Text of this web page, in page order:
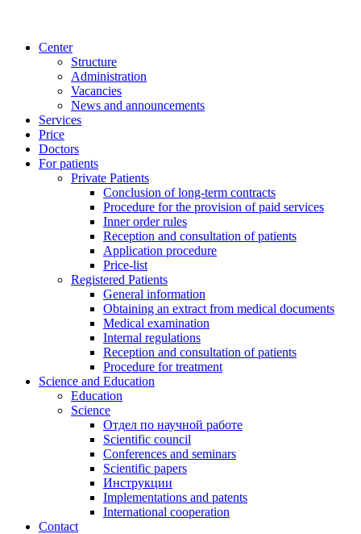
Center
Structure
Administration
Vacancies
News and announcements
Services
Price
Doctors
For patients
Private Patients
Conclusion of long-term contracts
Procedure for the provision of paid services
Inner order rules
Reception and consultation of patients
Application procedure
Price-list
Registered Patients
General information
Obtaining an extract from medical documents
Medical examination
Internal regulations
Reception and consultation of patients
Procedure for treatment
Science and Education
Education
Science
Отдел по научной работе
Scientific council
Conferences and seminars
Scientific papers
Инструкции
Implementations and patents
International cooperation
Contact